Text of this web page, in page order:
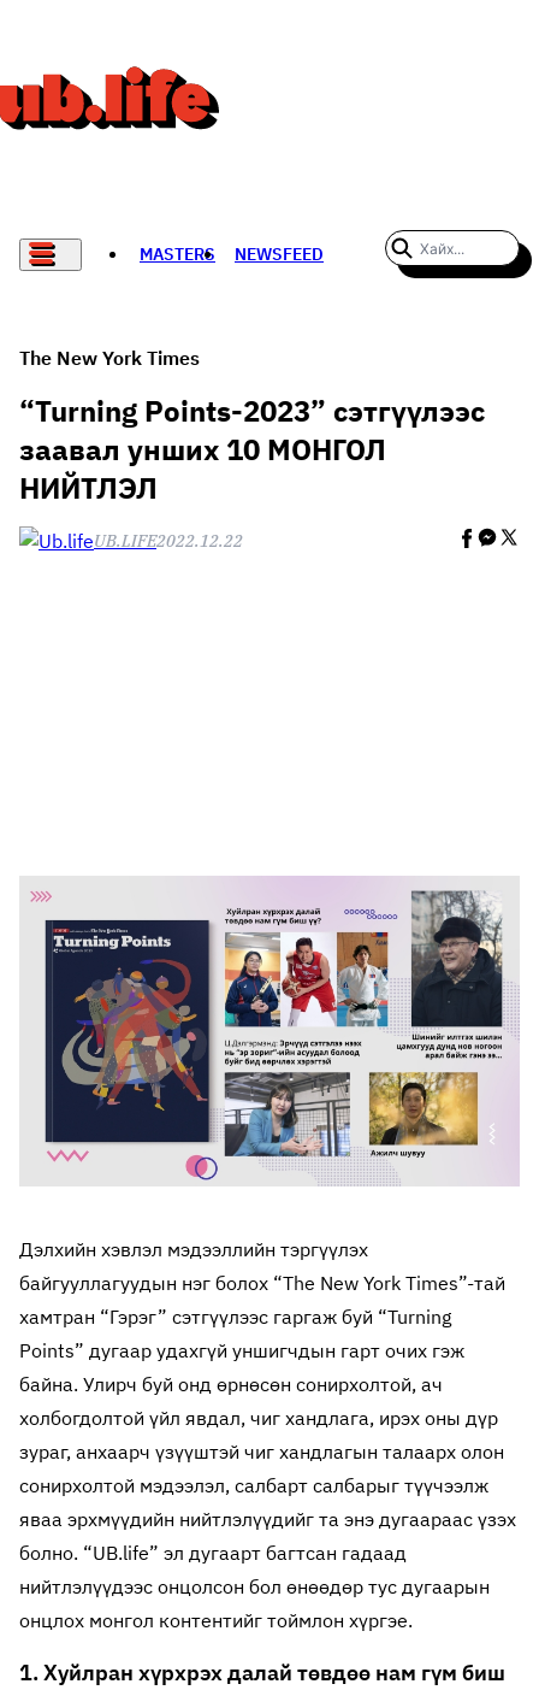
MASTERS NEWSFEED
THE NEW YORK TIMES
НАДАД НЭГ САНАЛ БАЙНА
The New York Times
“Turning Points-2023” сэтгүүлээс
заавал унших 10 МОНГОЛ
НИЙТЛЭЛ
UB.LIFE2022.12.22
Дэлхийн хэвлэл мэдээллийн тэргүүлэх
байгууллагуудын нэг болох “The New York Times”-тай
хамтран “Гэрэг” сэтгүүлээс гаргаж буй “Turning
Points” дугаар удахгүй уншигчдын гарт очих гэж
байна. Улирч буй онд өрнөсөн сонирхолтой, ач
холбогдолтой үйл явдал, чиг хандлага, ирэх оны дүр
зураг, анхаарч үзүүштэй чиг хандлагын талаарх олон
сонирхолтой мэдээлэл, салбарт салбарыг түүчээлж
яваа эрхмүүдийн нийтлэлүүдийг та энэ дугаараас үзэх
болно. “UB.life” эл дугаарт багтсан гадаад
нийтлэлүүдээс онцолсон бол өнөөдөр тус дугаарын
онцлох монгол контентийг тоймлон хүргэе.
1. Хуйлран хүрхрэх далай төвдөө нам гүм биш